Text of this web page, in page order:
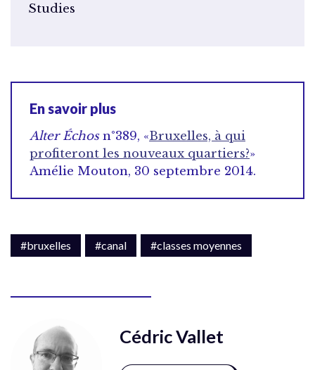
Studies
En savoir plus
Alter Échosn°389, «Bruxelles, à qui
profiteront les nouveaux quartiers?»
Amélie Mouton, 30 septembre 2014.
#bruxelles #canal #classes moyennes
Cédric Vallet